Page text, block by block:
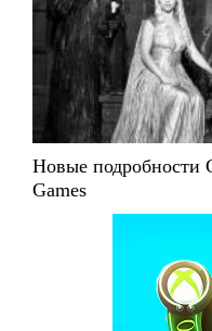
Новые подробности
Games